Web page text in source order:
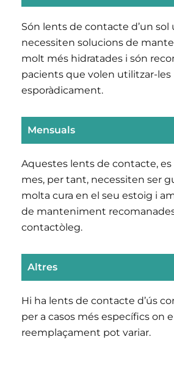
Són lents de contacte d’un sol
necessiten solucions de
molt més hidratades i són
pacients que volen utilitzar-les
esporàdicament.
Mensuals
Aquestes lents de contacte, es
mes, per tant, necessiten ser
molta cura en el seu estoig i
de manteniment
contactòleg.
Altres
Hi ha lents de contacte d’ús
per a casos més específics on el
reemplaçament pot variar.